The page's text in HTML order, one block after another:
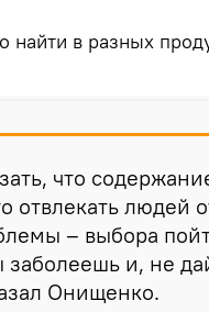
в разных
что
отвлекать людей
– выбора
заболеешь и, не
Онищенко.